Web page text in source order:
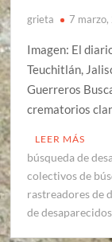
grieta 7
Imagen: El
Teuchitlán,
Guerreros
crematorios
LEER MÁS
búsqueda de
colectivos de
rastreadores de
de desaparecidos